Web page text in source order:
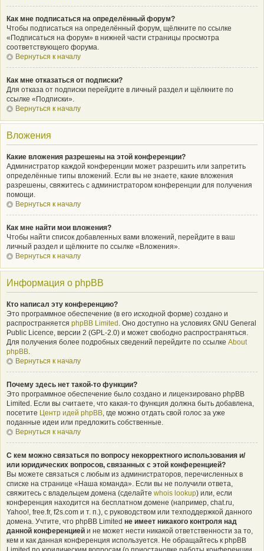
Как мне подписаться на определённый форум?
Чтобы подписаться на определённый форум, щёлкните по ссылке
«Подписаться на форум» в нижней части страницы просмотра
соответствующего форума.
Вернуться к началу
Как мне отказаться от подписки?
Для отказа от подписки перейдите в личный раздел и щёлкните по
ссылке «Подписки».
Вернуться к началу
Вложения
Какие вложения разрешены на этой конференции?
Администратор каждой конференции может разрешить или запретить
определённые типы вложений. Если вы не знаете, какие вложения
разрешены, свяжитесь с администратором конференции для получения
помощи.
Вернуться к началу
Как мне найти мои вложения?
Чтобы найти список добавленных вами вложений, перейдите в ваш
личный раздел и щёлкните по ссылке «Вложения».
Вернуться к началу
Информация о phpBB
Кто написал эту конференцию?
Это программное обеспечение (в его исходной форме) создано и
распространяется phpBB Limited . Оно доступно на условиях GNU General
Public Licence, версии 2 (GPL-2.0) и может свободно распространяться.
Для получения более подробных сведений перейдите по ссылке About
phpBB.
Вернуться к началу
Почему здесь нет такой-то функции?
Это программное обеспечение было создано и лицензировано phpBB
Limited. Если вы считаете, что какая-то функция должна быть добавлена,
посетите Центр идей phpBB, где можно отдать свой голос за уже
поданные идеи или предложить собственные.
Вернуться к началу
С кем можно связаться по вопросу некорректного использования и/
или юридических вопросов, связанных с этой конференцией?
Вы можете связаться с любым из администраторов, перечисленных в
списке на странице «Наша команда». Если вы не получили ответа,
свяжитесь с владельцем домена (сделайте whois lookup) или, если
конференция находится на бесплатном домене (например, chat.ru,
Yahoo!, free.fr, f2s.com и т. п.), с руководством или техподдержкой данного
домена. Учтите, что phpBB Limited не имеет никакого контроля над
данной конференцией и не может нести никакой ответственности за то,
кем и как данная конференция используется. Не обращайтесь к phpBB